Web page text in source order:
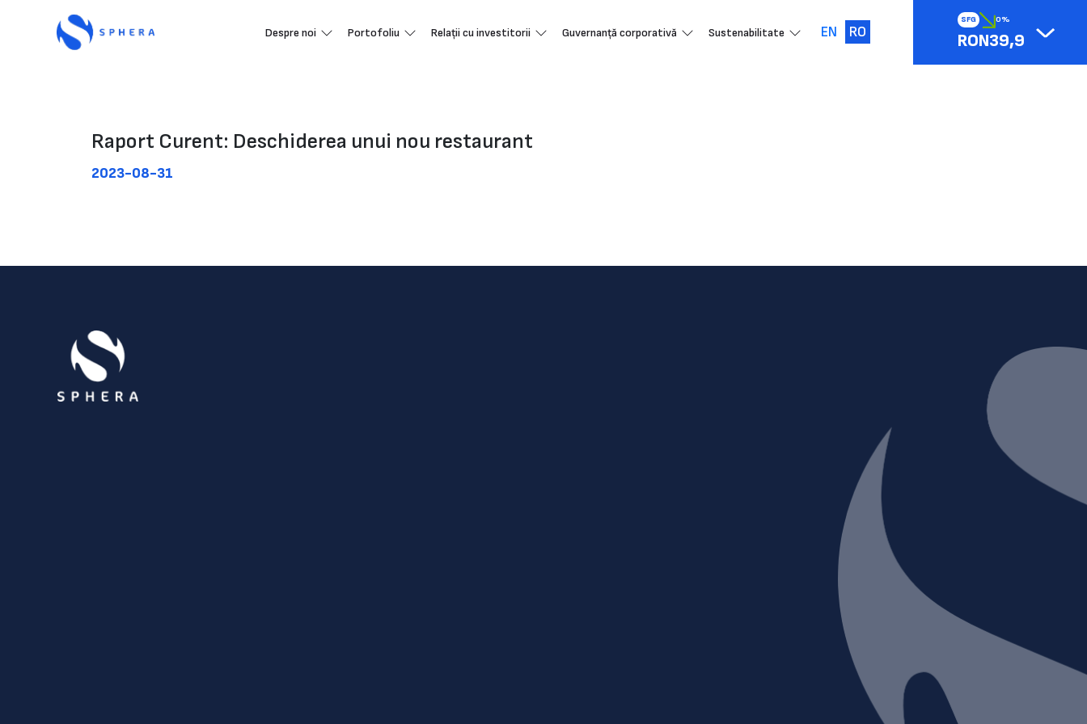
SFG 0%
RON39,9
Despre noi Portofoliu Relații cu investitorii Guvernanță corporativă Sustenabilitate EN RO
Raport Curent: Deschiderea unui nou restaurant
2023-08-31